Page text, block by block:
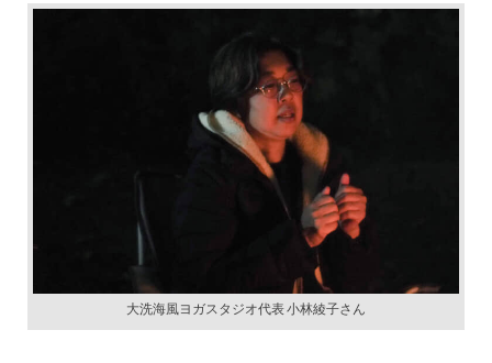
大洗海風ヨガスタジオ代表 小林綾子さん